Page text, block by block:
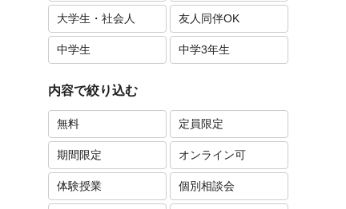
大学生・社会人 友人同伴OK
中学生 中学3年生
内容で絞り込む
無料 定員限定
期間限定 オンライン可
体験授業 個別相談会